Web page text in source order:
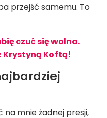
przejść samemu. To
czuć się wolna.
Krystyną Koftą!
na mnie żadnej presji,